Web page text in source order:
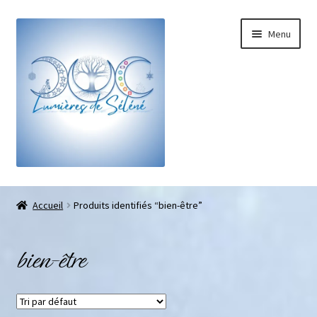
Menu
Boutique
Galets pouce anti-stress
Pendentifs sifflet et fioles
Accueil Produits identifiés “bien-être”
bien-être